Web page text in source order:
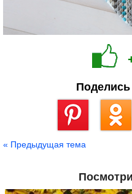
« Предыдущая тема